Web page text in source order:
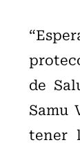
de
Samu
tener